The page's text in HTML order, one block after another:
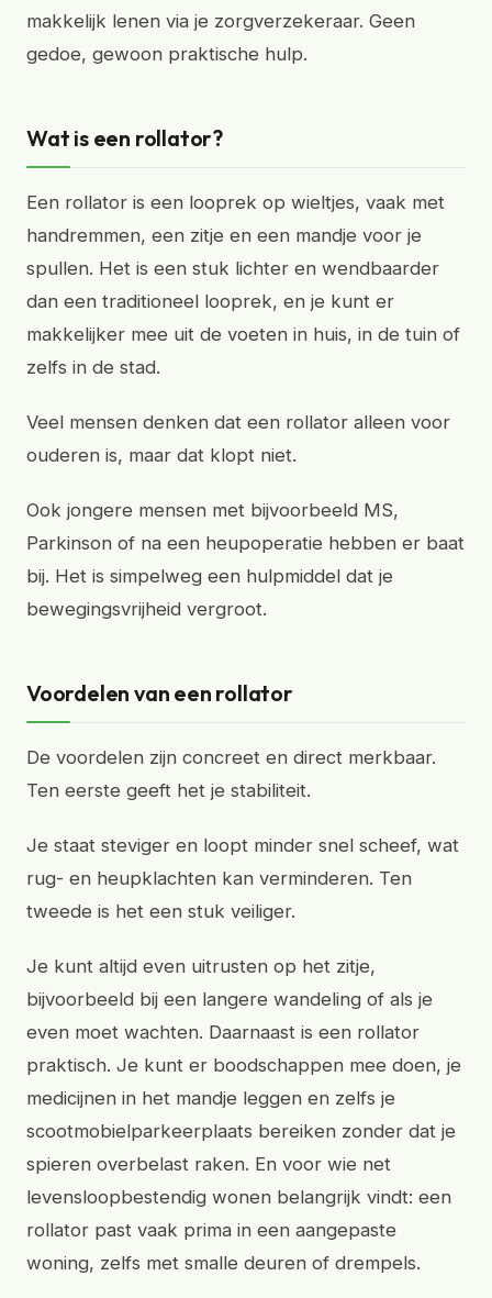
makkelijk lenen via je zorgverzekeraar. Geen
gedoe, gewoon praktische hulp.
Wat is een rollator?
Een rollator is een looprek op wieltjes, vaak met
handremmen, een zitje en een mandje voor je
spullen. Het is een stuk lichter en wendbaarder
dan een traditioneel looprek, en je kunt er
makkelijker mee uit de voeten in huis, in de tuin of
zelfs in de stad.
Veel mensen denken dat een rollator alleen voor
ouderen is, maar dat klopt niet.
Ook jongere mensen met bijvoorbeeld MS,
Parkinson of na een heupoperatie hebben er baat
bij. Het is simpelweg een hulpmiddel dat je
bewegingsvrijheid vergroot.
Voordelen van een rollator
De voordelen zijn concreet en direct merkbaar.
Ten eerste geeft het je stabiliteit.
Je staat steviger en loopt minder snel scheef, wat
rug- en heupklachten kan verminderen. Ten
tweede is het een stuk veiliger.
Je kunt altijd even uitrusten op het zitje,
bijvoorbeeld bij een langere wandeling of als je
even moet wachten. Daarnaast is een rollator
praktisch. Je kunt er boodschappen mee doen, je
medicijnen in het mandje leggen en zelfs je
scootmobielparkeerplaats bereiken zonder dat je
spieren overbelast raken. En voor wie net
levensloopbestendig wonen belangrijk vindt: een
rollator past vaak prima in een aangepaste
woning, zelfs met smalle deuren of drempels.